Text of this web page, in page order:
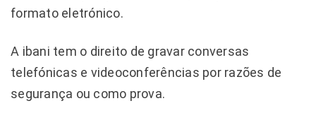
formato eletrónico.
A ibani tem o direito de gravar conversas
telefónicas e videoconferências por razões de
segurança ou como prova.